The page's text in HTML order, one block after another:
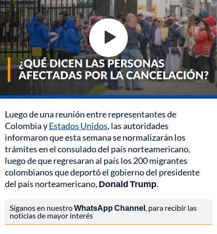
Luego de una reunión entre representantes de
Colombia yEstados Unidos, las autoridades
informaron que esta semana se normalizarán los
trámites en el consulado del país norteamericano,
luego de que regresaran al país los 200 migrantes
colombianos que deportó el gobierno del presidente
del país norteamericano, Donald Trump.
Síganos en nuestroWhatsApp Channel , para recibir las
noticias de mayor interés